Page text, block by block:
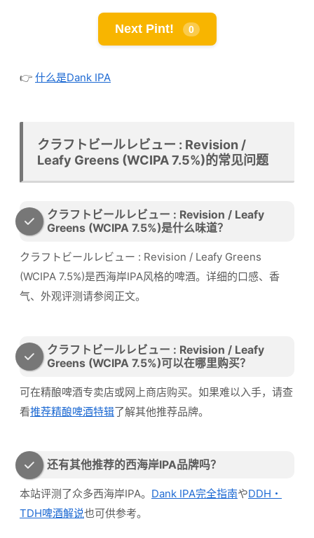
Next Pint! 0
👉 什么是Dank IPA
クラフトビールレビュー : Revision /
Leafy Greens (WCIPA 7.5%)的常见问题
クラフトビールレビュー : Revision / Leafy
Greens (WCIPA 7.5%)是什么味道？
クラフトビールレビュー : Revision / Leafy Greens
(WCIPA 7.5%)是西海岸IPA风格的啤酒。详细的口感、香
气、外观评测请参阅正文。
クラフトビールレビュー : Revision / Leafy
Greens (WCIPA 7.5%)可以在哪里购买？
可在精酿啤酒专卖店或网上商店购买。如果难以入手，请查
看推荐精酿啤酒特辑了解其他推荐品牌。
还有其他推荐的西海岸IPA品牌吗？
本站评测了众多西海岸IPA。 Dank IPA完全指南やDDH・
TDH啤酒解说也可供参考。